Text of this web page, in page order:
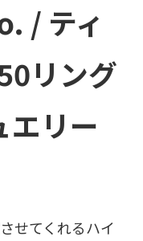
/ ティ
リング
エリー
せてくれるハイ